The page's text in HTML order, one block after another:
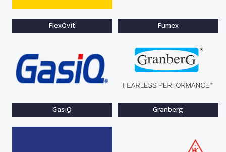
FlexOvit Fumex
GasiQ Granberg